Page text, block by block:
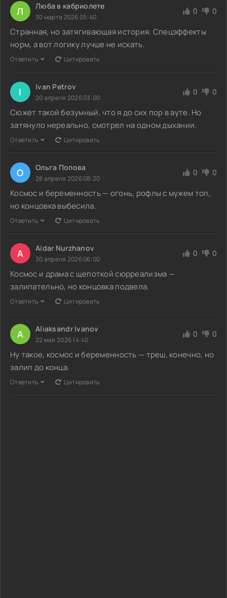
Л Люба в кабриолете
30 марта 2026 05:40
0 0
Странная, но затягивающая история. Спецэффекты
норм, а вот логику лучше не искать.
Ответить Цитировать
I Ivan Petrov
20 апреля 2026 03:00
0 0
Сюжет такой безумный, что я до сих пор в ауте. Но
затянуло нереально, смотрел на одном дыхании.
Ответить Цитировать
О Ольга Попова
28 апреля 2026 08:20
0 0
Космос и беременность — огонь, рофлы с мужем топ,
но концовка выбесила.
Ответить Цитировать
A Aidar Nurzhanov
30 апреля 2026 06:00
0 0
Космос и драма с щепоткой сюрреализма —
залипательно, но концовка подвела.
Ответить Цитировать
A Aliaksandr Ivanov
22 мая 2026 14:40
0 0
Ну такое, космос и беременность — треш, конечно, но
залип до конца.
Ответить Цитировать